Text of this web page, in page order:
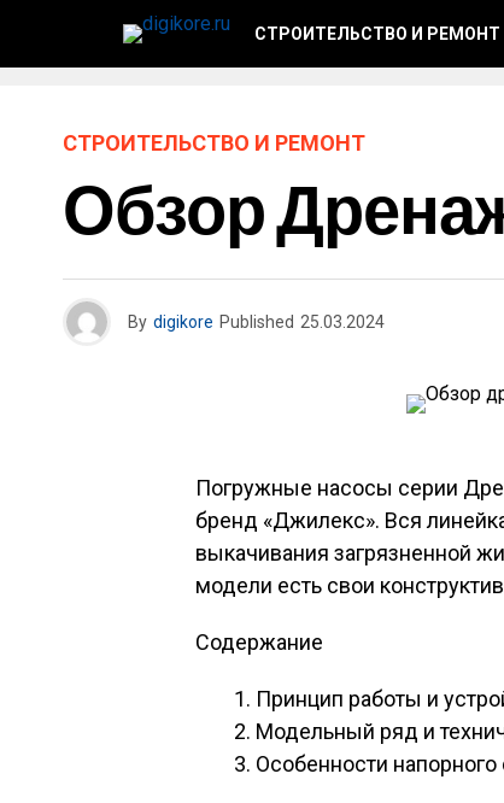
СТРОИТЕЛЬСТВО И РЕМОНТ
СТРОИТЕЛЬСТВО И РЕМОНТ
Обзор
By digikore Published 25.03.2024
Погружные насосы серии
бренд «Джилекс». Вся
выкачивания загрязненной
модели есть свои
Содержание
Принцип работы и
Модельный ряд и
Особенности